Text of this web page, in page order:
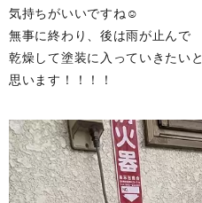
気持ちがいいですね☺️
無事に終わり、後は雨が止んで
乾燥して塗装に入っていきたいと
思います！！！！